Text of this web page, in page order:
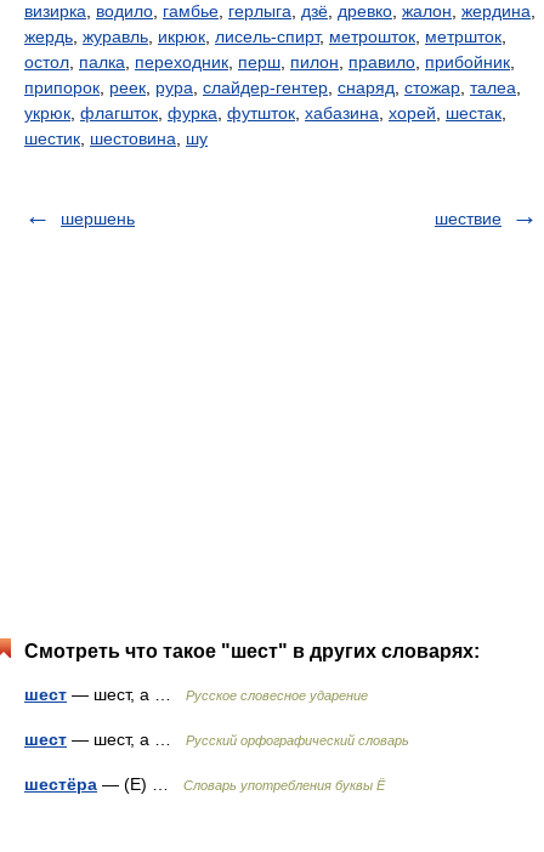
визирка, водило, гамбье, герлыга, дзё, древко, жалон, жердина,
жердь, журавль, икрюк, лисель-спирт, метрошток, метршток,
остол, палка, переходник, перш, пилон, правило, прибойник,
припорок, реек, рура, слайдер-гентер, снаряд, стожар, талеа,
укрюк, флагшток, фурка, футшток, хабазина, хорей, шестак,
шестик, шестовина, шу
шершень шествие
Смотреть что такое "шест" в других словарях:
шест — шест, а … Русское словесное ударение
шест — шест, а … Русский орфографический словарь
шестёра — (Е) … Словарь употребления буквы Ё